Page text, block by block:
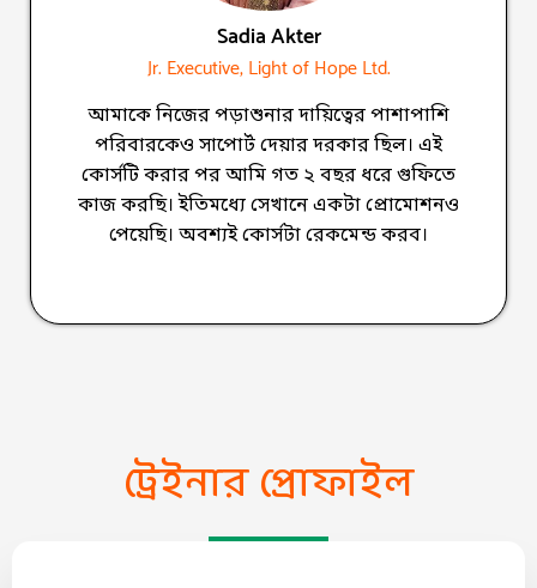
Sadia Akter
Jr. Executive, Light of Hope Ltd.
আমাকে নিজের পড়াশুনার দায়িত্বের পাশাপাশি
পরিবারকেও সাপোর্ট দেয়ার দরকার ছিল। এই
কোর্সটি করার পর আমি গত ২ বছর ধরে গুফিতে
কাজ করছি। ইতিমধ্যে সেখানে একটা প্রোমোশনও
পেয়েছি। অবশ্যই কোর্সটা রেকমেন্ড করব।
ট্রেইনার প্রোফাইল